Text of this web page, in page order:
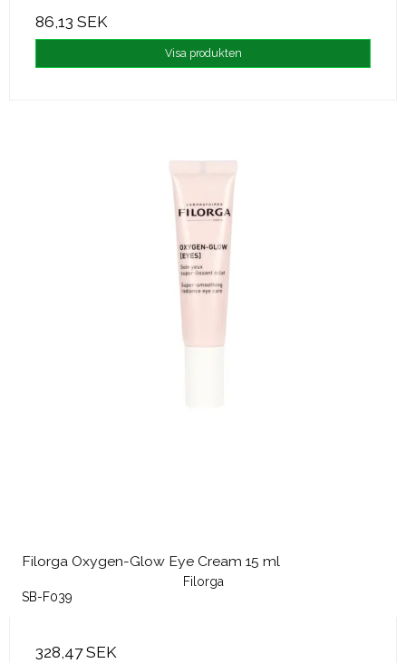
86,13 SEK
Visa produkten
Filorga Oxygen-Glow Eye Cream 15 ml
Filorga
SB-F039
328,47 SEK